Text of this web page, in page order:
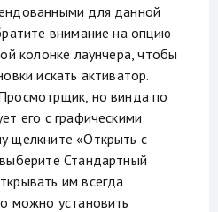
для данной
внимание на опцию
колонке лаунчера, чтобы
искать активатор.
но винда по
его с графическими
щелкните «Открыть с
Стандартный
им всегда
можно установить